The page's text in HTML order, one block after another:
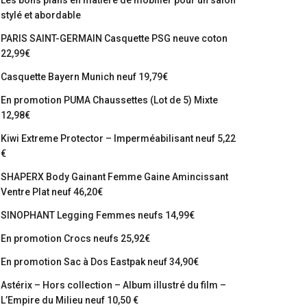
stylé et abordable
PARIS SAINT-GERMAIN Casquette PSG neuve coton
22,99€
Casquette Bayern Munich neuf 19,79€
En promotion PUMA Chaussettes (Lot de 5) Mixte
12,98€
Kiwi Extreme Protector – Imperméabilisant neuf 5,22
€
SHAPERX Body Gainant Femme Gaine Amincissant
Ventre Plat neuf 46,20€
SINOPHANT Legging Femmes neufs 14,99€
En promotion Crocs neufs 25,92€
En promotion Sac à Dos Eastpak neuf 34,90€
Astérix – Hors collection – Album illustré du film –
L’Empire du Milieu neuf 10,50 €